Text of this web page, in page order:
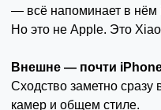
— всё напоминает в нём
Но это не Apple. Это
Внешне — почти
Сходство заметно
камер и общем стиле.